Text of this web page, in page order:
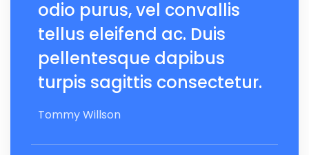
odio purus, vel convallis
tellus eleifend ac. Duis
pellentesque dapibus
turpis sagittis consectetur.
Tommy Willson